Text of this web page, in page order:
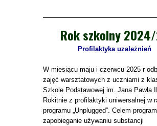
Rok szkolny
Profilaktyka uzależnień
W miesiącu maju i czerwcu 2025 r
zajęć warsztatowych z uczniami z
Szkole Podstawowej im. Jana Pawła
Rokitnie z profilaktyki uniwersalnej w
programu „Unplugged”. Celem
zapobieganie używaniu substancji